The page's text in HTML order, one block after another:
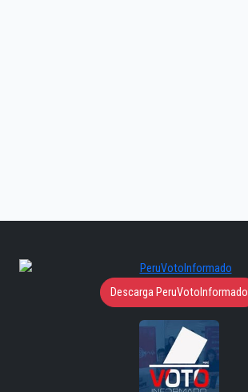
Descarga PeruVotoInformado